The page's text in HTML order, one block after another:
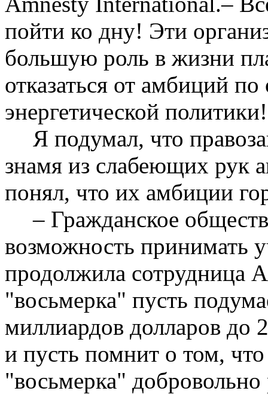
пойти ко дну! Эти
большую роль в жизни
отказаться от амбиций
энергетической политики!
Я подумал, что
знамя из слабеющих рук
понял, что их амбиции
– Гражданское
возможность принимать
продолжила сотрудница
"восьмерка" пусть
миллиардов долларов до
и пусть помнит о том,
"восьмерка"